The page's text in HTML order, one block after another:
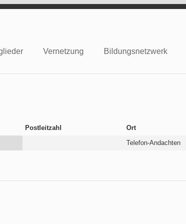
Vernetzung Bildungsnetzwerk
Postleitzahl
Ort
Telefon-Andachten